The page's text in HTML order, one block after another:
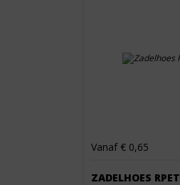
Vanaf € 0,65
ZADELHOES RPET